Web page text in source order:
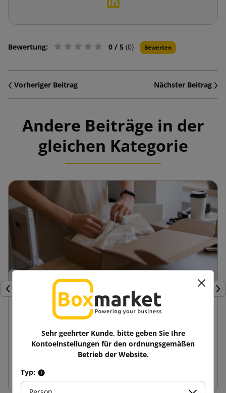
Bewertung: 0 / 5 (0) Bewerten
Vorheriger Beitrag Nächster Beitrag
Andere Beiträge in der
gleichen Kategorie
Zurück24 April 2025
Vorteile von Formkartons im Vergleich zu
anderen Verpackungen
Vorteile von Stanzverpackungen gegenüber anderen
schönste Lösung? – Auch wenn diese ...
Sehr geehrter Kunde, bitte geben Sie Ihre
Kontoeinstellungen für den ordnungsgemäßen
Betrieb der Website.
Typ: